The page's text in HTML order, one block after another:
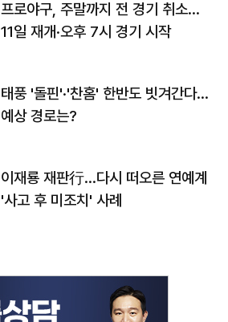
프로야구, 주말까지 전 경기 취소…
11일 재개·오후 7시 경기 시작
태풍 '돌핀'·'찬홈' 한반도 빗겨간다…
예상 경로는?
이재룡 재판行…다시 떠오른 연예계
'사고 후 미조치' 사례